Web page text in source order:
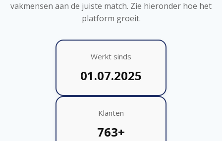
vakmensen aan de juiste match. Zie hieronder hoe het
platform groeit.
Werkt sinds
01.07.2025
Klanten
763+